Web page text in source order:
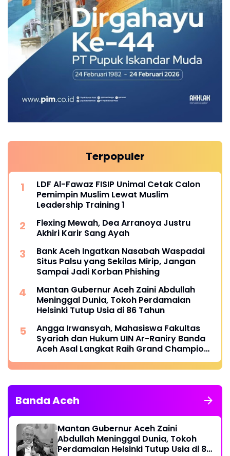
Terpopuler
LDF Al-Fawaz FISIP Unimal Cetak Calon
Pemimpin Muslim Lewat Muslim
Leadership Training 1
Flexing Mewah, Dea Arranoya Justru
Akhiri Karir Sang Ayah
Bank Aceh Ingatkan Nasabah Waspadai
Situs Palsu yang Sekilas Mirip, Jangan
Sampai Jadi Korban Phishing
Mantan Gubernur Aceh Zaini Abdullah
Meninggal Dunia, Tokoh Perdamaian
Helsinki Tutup Usia di 86 Tahun
Angga Irwansyah, Mahasiswa Fakultas
Syariah dan Hukum UIN Ar-Raniry Banda
Aceh Asal Langkat Raih Grand Champion
dan Tiga Penghargaan dalam Catalyst
Future Competition X ASIA 2026
Banda Aceh
Mantan Gubernur Aceh Zaini
Abdullah Meninggal Dunia, Tokoh
Perdamaian Helsinki Tutup Usia di 86